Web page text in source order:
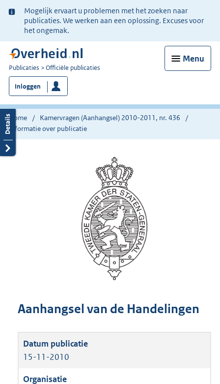
Ter
informatie:
Mogelijk ervaart u problemen met het zoeken naar
publicaties. We werken aan een oplossing. Excuses voor
het ongemak.
Menu
U
bent
nu
hier:
Publicaties Officiële publicaties
Inloggen
Home
Kamervragen (Aanhangsel) 2010-2011, nr. 436
Informatie over publicatie
Aanhangsel van de Handelingen
15-11-2010